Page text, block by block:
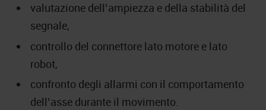
valutazione dell’ampiezza e della stabilità del
segnale,
controllo del connettore lato motore e lato
robot,
confronto degli allarmi con il comportamento
dell’asse durante il movimento.